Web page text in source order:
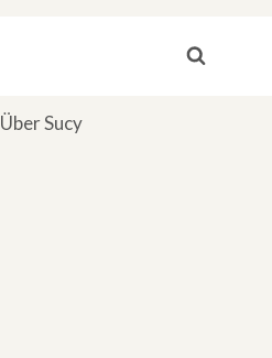
Über Sucy